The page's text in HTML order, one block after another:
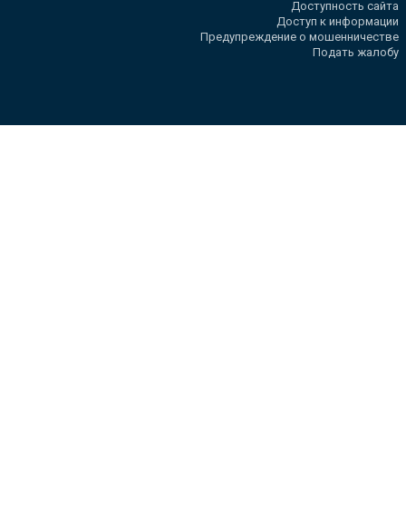
Доступность сайта
Доступ к информации
Предупреждение о мошенничестве
Подать жалобу